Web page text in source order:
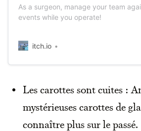
As a surgeon, manage your team
events while you operate!
itch.io
Les carottes sont cuites :
mystérieuses carottes de
connaître plus sur le passé.